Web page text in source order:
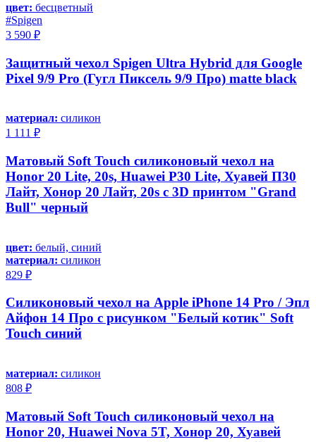
цвет: бесцветный
#Spigen
3 590 ₽
Защитный чехол Spigen Ultra Hybrid для Google
Pixel 9/9 Pro (Гугл Пиксель 9/9 Про) matte black
материал: силикон
1 111 ₽
Матовый Soft Touch силиконовый чехол на
Honor 20 Lite, 20s, Huawei P30 Lite, Хуавей П30
Лайт, Хонор 20 Лайт, 20s с 3D принтом "Grand
Bull" черный
цвет: белый, синий
материал: силикон
829 ₽
Силиконовый чехол на Apple iPhone 14 Pro / Эпл
Айфон 14 Про с рисунком "Белый котик" Soft
Touch синий
материал: силикон
808 ₽
Матовый Soft Touch силиконовый чехол на
Honor 20, Huawei Nova 5T, Хонор 20, Хуавей